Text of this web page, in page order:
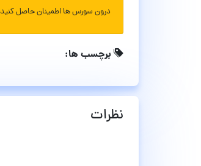
درون سورس ها اطمینان حاصل کنید
برچسب ها:
نظرات